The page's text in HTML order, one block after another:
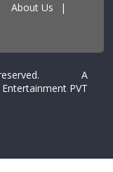
About Us |
reserved. A
PVT